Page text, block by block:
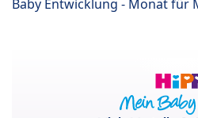
Baby Entwicklung - Monat für